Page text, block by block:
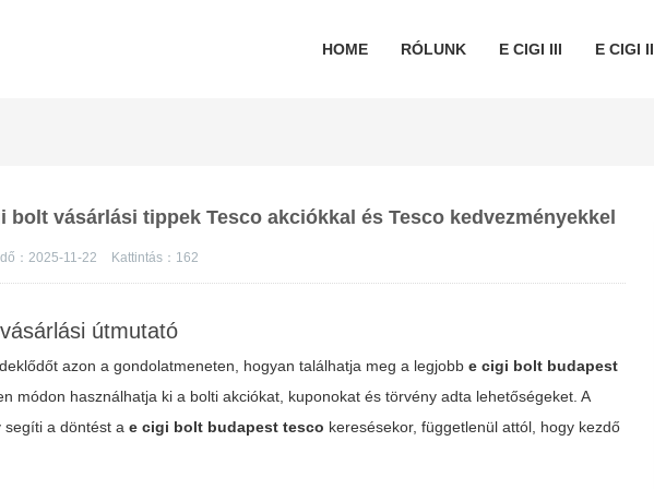
HOME RÓLUNK E CIGI III E CIGI II
vásárlási tippek Tesco akciókkal és Tesco kedvezményekkel
Idő：2025-11-22 Kattintás： 162
útmutató
azon a gondolatmeneten, hogyan találhatja meg a legjobbe cigi bolt budapest
módon használhatja ki a bolti akciókat, kuponokat és törvény adta lehetőségeket. A
segíti a döntést ae cigi bolt budapest tesco keresésekor, függetlenül attól, hogy kezdő